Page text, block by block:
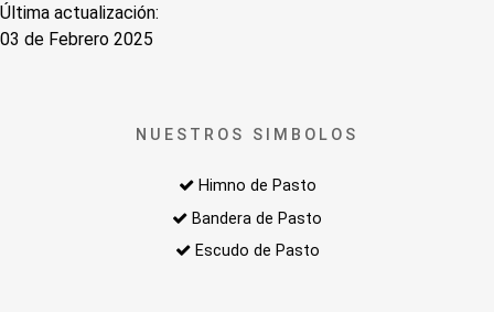
Última actualización:
03 de Febrero 2025
NUESTROS SIMBOLOS
Himno de Pasto
Bandera de Pasto
Escudo de Pasto